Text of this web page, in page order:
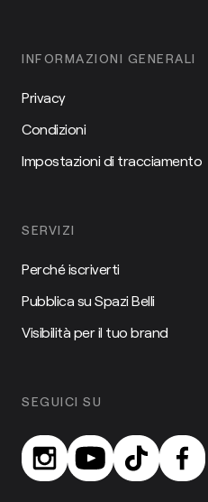
INFORMAZIONI GENERALI
Privacy
Condizioni
Impostazioni di tracciamento
SERVIZI
Perché iscriverti
Pubblica su Spazi Belli
Visibilità per il tuo brand
SEGUICI SU